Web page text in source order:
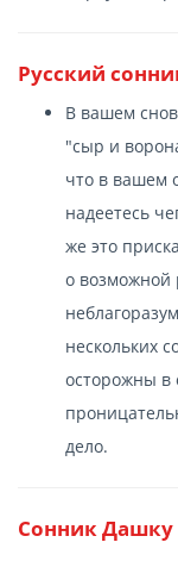
Русский
В вашем
"сыр и
что в вашем
надеетесь
же это
о возможной
нескольких
осторожны
дело.
Сонник Дашку